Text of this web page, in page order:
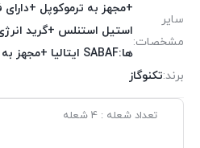
سایر
مشخصات:
+مجهز به ترموکوپل
ها:SABAF ایتالیا +مجهز به ولوم دو جزئی مقاوم به حرارت
برند:تکنوگاز
تعداد شعله : 4 شعله